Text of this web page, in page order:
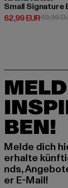
62,99 EUR
Derzeitiger Preis:
69,99
BEN!
Melde dich
erhalte
nds,
er E-Mail!